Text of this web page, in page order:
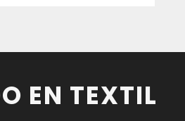
EN TEXTIL